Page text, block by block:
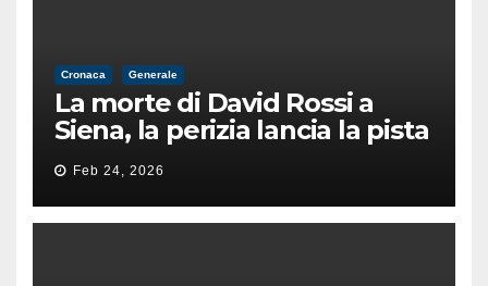
Cronaca Generale
La morte di David Rossi a
Siena, la perizia lancia la pista
di un’intimidazione finita
male
Feb 24, 2026